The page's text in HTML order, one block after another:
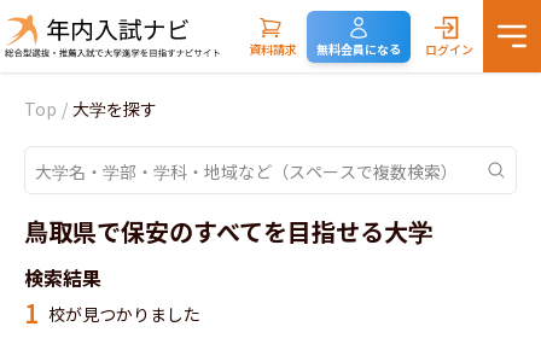
資料請求 無料会員になる ログイン
Top / 大学を探す
鳥取県で保安のすべてを目指せる大学
検索結果
1 校が見つかりました